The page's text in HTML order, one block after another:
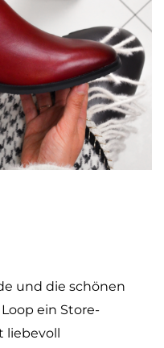
und die schönen
ein Store-